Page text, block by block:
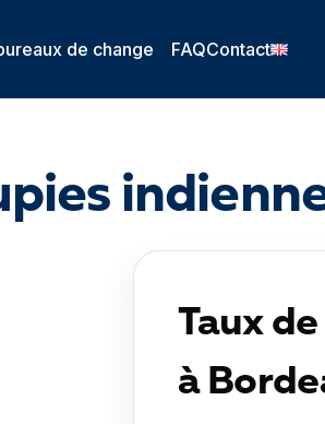
de change FAQContact
Taux
à